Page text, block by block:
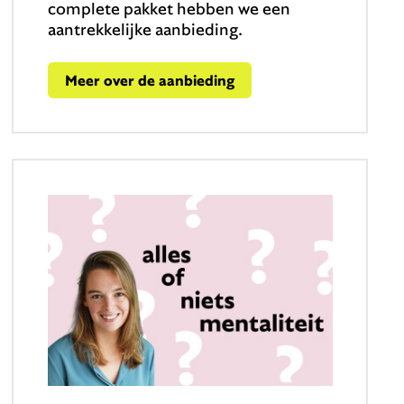
complete pakket hebben we een
aantrekkelijke aanbieding.
Meer over de aanbieding